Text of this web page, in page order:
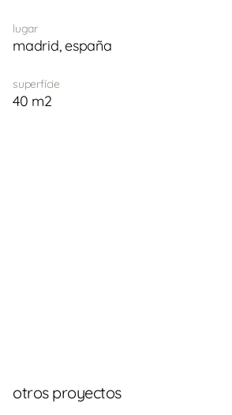
lugar
madrid, españa
superfície
40 m2
otros proyectos